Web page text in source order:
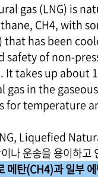
gas (LNG) is
CH4, with
that has been
safety of non-
It takes up about
gas in the
for temperature
Liquefied
나 운송을 용이하고
메탄(CH4)과 일부